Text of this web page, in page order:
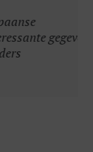
gegevens